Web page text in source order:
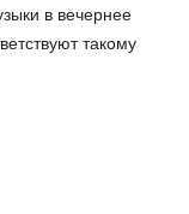
в вечернее
такому